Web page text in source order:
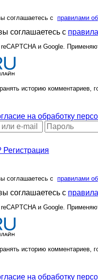
соглашаетесь с правилами
соглашаетесь с
и Google.
историю комментариев,
на обработку
Регистрация
соглашаетесь с правилами
соглашаетесь с
и Google.
историю комментариев,
на обработку